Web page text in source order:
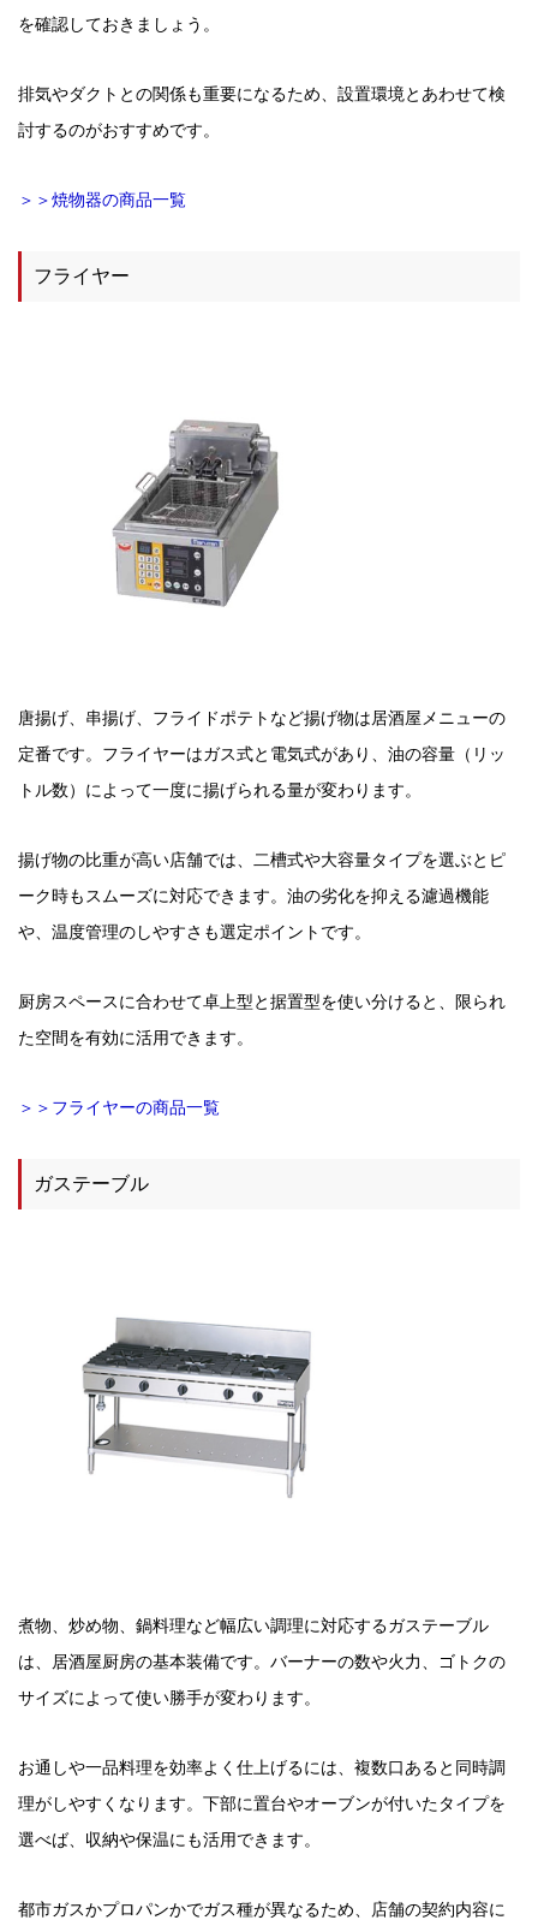
を確認しておきましょう。
排気やダクトとの関係も重要になるため、設置環境とあわせて検
討するのがおすすめです。
＞＞焼物器の商品一覧
フライヤー
唐揚げ、串揚げ、フライドポテトなど揚げ物は居酒屋メニューの
定番です。フライヤーはガス式と電気式があり、油の容量（リッ
トル数）によって一度に揚げられる量が変わります。
揚げ物の比重が高い店舗では、二槽式や大容量タイプを選ぶとピ
ーク時もスムーズに対応できます。油の劣化を抑える濾過機能
や、温度管理のしやすさも選定ポイントです。
厨房スペースに合わせて卓上型と据置型を使い分けると、限られ
た空間を有効に活用できます。
＞＞フライヤーの商品一覧
ガステーブル
煮物、炒め物、鍋料理など幅広い調理に対応するガステーブル
は、居酒屋厨房の基本装備です。バーナーの数や火力、ゴトクの
サイズによって使い勝手が変わります。
お通しや一品料理を効率よく仕上げるには、複数口あると同時調
理がしやすくなります。下部に置台やオーブンが付いたタイプを
選べば、収納や保温にも活用できます。
都市ガスかプロパンかでガス種が異なるため、店舗の契約内容に